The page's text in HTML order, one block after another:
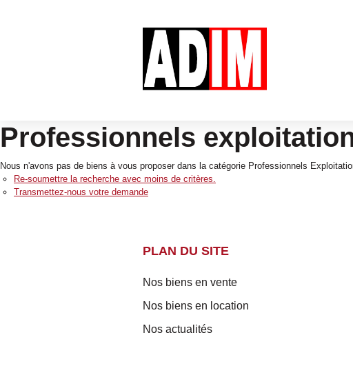
Professionnels
Nous n'avons pas de biens à vous proposer dans la catégorie Professionnels
Re-soumettre la recherche avec moins de critères.
Transmettez-nous votre demande
PLAN DU SITE
Nos biens en vente
Nos biens en location
Nos actualités